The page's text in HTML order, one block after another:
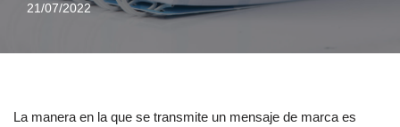
21/07/2022
La manera en la que se transmite un mensaje de marca es